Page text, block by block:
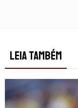
LEIA TAMBÉM